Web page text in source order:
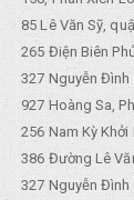
85 Lê Văn Sỹ,
265 Điện Biên
327 Nguyễn Đình
927 Hoàng Sa,
256 Nam Kỳ Khởi
386 Đường Lê
327 Nguyễn Đình